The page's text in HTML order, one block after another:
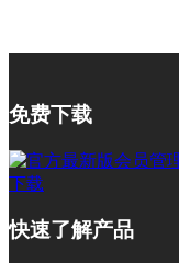
免费下载
快速了解产品